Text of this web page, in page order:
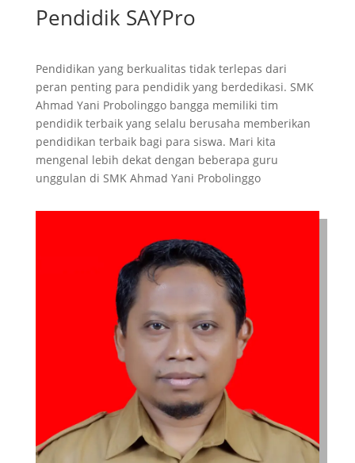
Pendidik SAYPro
Pendidikan yang berkualitas tidak terlepas dari
peran penting para pendidik yang berdedikasi. SMK
Ahmad Yani Probolinggo bangga memiliki tim
pendidik terbaik yang selalu berusaha memberikan
pendidikan terbaik bagi para siswa. Mari kita
mengenal lebih dekat dengan beberapa guru
unggulan di SMK Ahmad Yani Probolinggo